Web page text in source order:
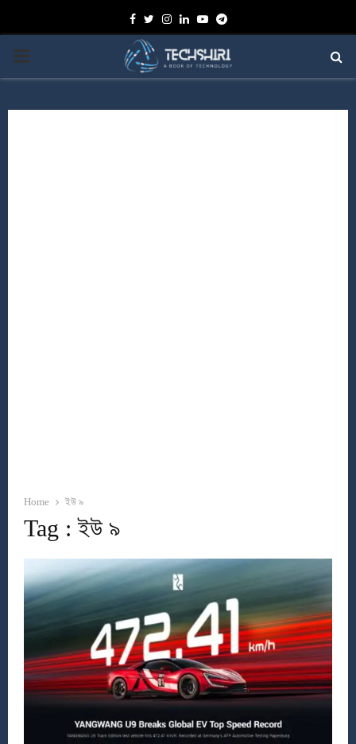
Facebook
TwitterInstagram
Linkedin
YoutubeTelegram
PRIMARY
Home ইউ ৯
Tag : ইউ ৯